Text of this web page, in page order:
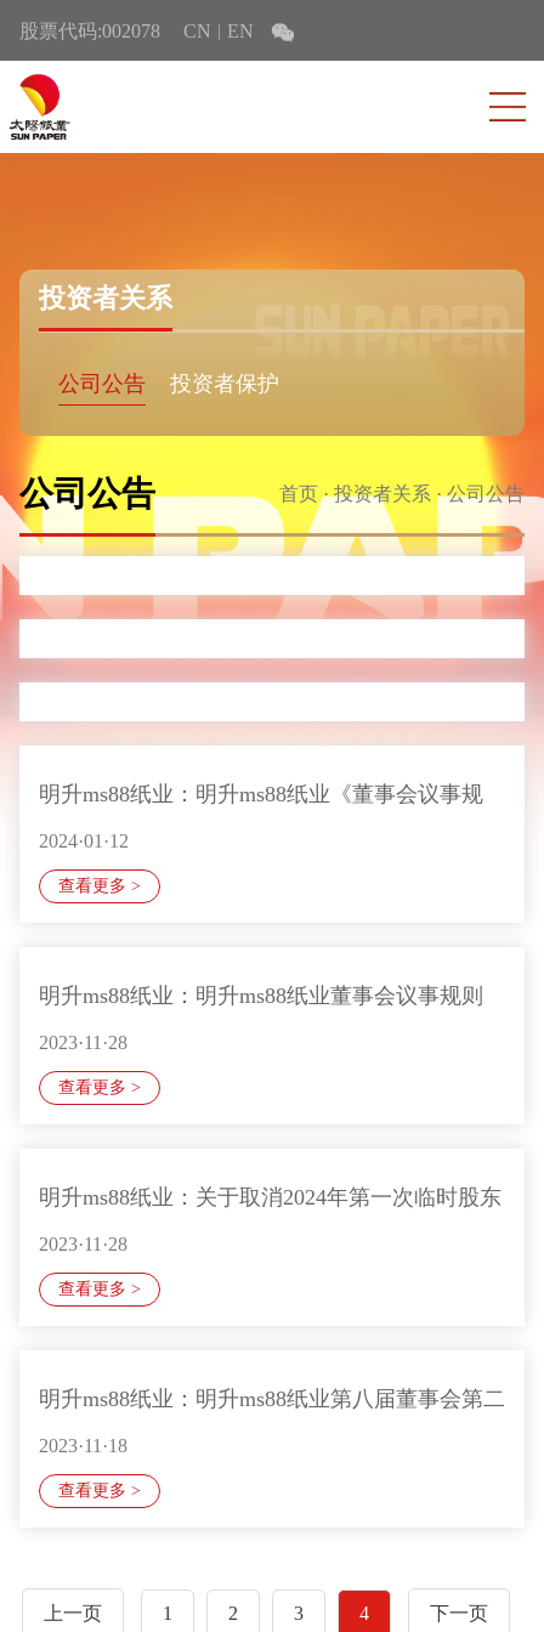
股票代码:002078 CN EN
投资者关系
公司公告 投资者保护
首页·投资者关系 ·公司公告
公司公告
明升ms88纸业：明升ms88纸业《董事会议事规
则》修订对照表
2024·01·12
查看更多 >
明升ms88纸业：明升ms88纸业董事会议事规则
（更新修订版）
2023·11·28
查看更多 >
明升ms88纸业：关于取消2024年第一次临时股东
大会部分议案并增加临时提案暨股东大会补
2023·11·28
查看更多 >
明升ms88纸业：明升ms88纸业第八届董事会第二
十次会议决议公告
2023·11·18
查看更多 >
上一页 1 2 3 4 下一页